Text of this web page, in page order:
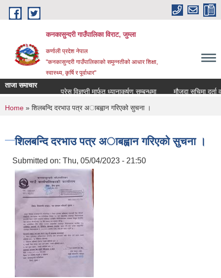
Skip to main content
कनकासुन्दरी गाउँपालिका विराट, जुम्ला
कर्णाली प्रदेश नेपाल
"कनकासुन्दरी गाउँपालिकाको समुन्नतीको आधार शिक्षा,
स्वास्थ्य, कृर्षि र पूर्वाधार"
ताजा समाचार
प्रेस विज्ञप्ती मार्फत ध्यानाकर्षण सम्बन्धमा
मौजुदा सुचिमा दर्ता वा
You are here
Home » शिलबन्दि दरभाउ पत्र अाबह्वान गरिएको सुचना ।
शिलबन्दि दरभाउ पत्र अाबह्वान गरिएको सुचना ।
Submitted on: Thu, 05/04/2023 - 21:50